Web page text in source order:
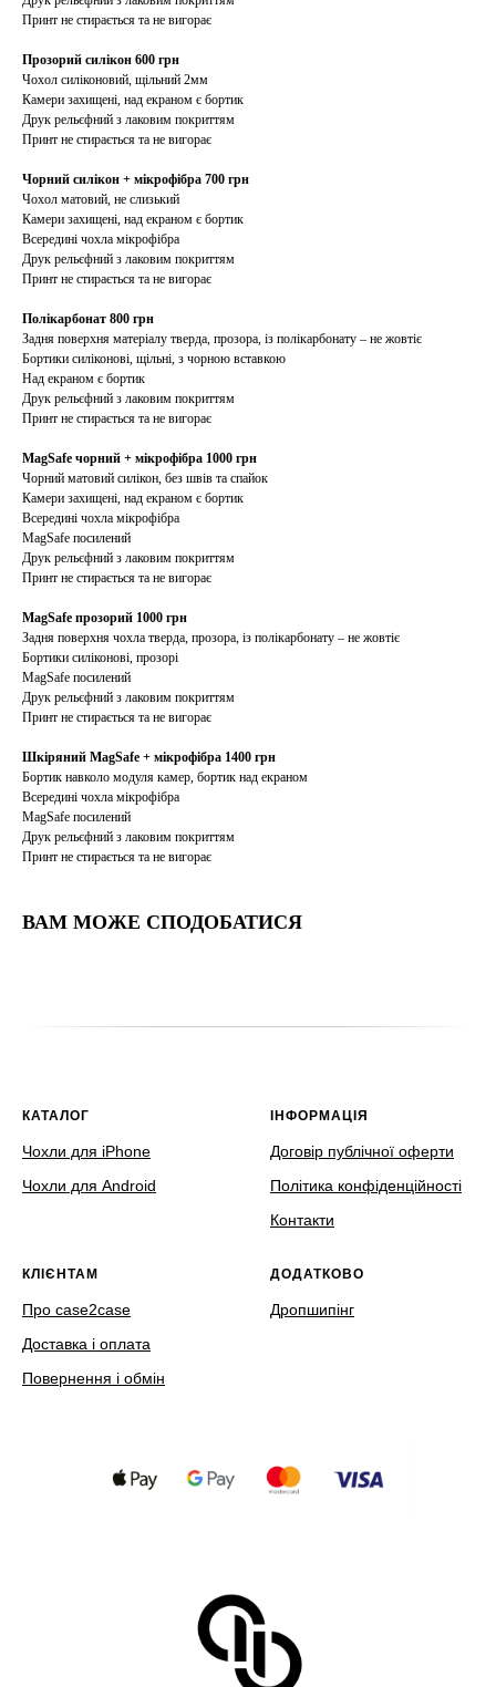
Принт не стирається та не вигорає
Прозорий силікон 600 грн
Чохол силіконовий, щільний 2мм
Камери захищені, над екраном є бортик
Друк рельєфний з лаковим покриттям
Принт не стирається та не вигорає
Чорний силікон + мікрофібра 700 грн
Чохол матовий, не слизький
Камери захищені, над екраном є бортик
Всередині чохла мікрофібра
Друк рельєфний з лаковим покриттям
Принт не стирається та не вигорає
Полікарбонат 800 грн
Задня поверхня матеріалу тверда, прозора, із полікарбонату – не жовтіє
Бортики силіконові, щільні, з чорною вставкою
Над екраном є бортик
Друк рельєфний з лаковим покриттям
Принт не стирається та не вигорає
MagSafe чорний + мікрофібра 1000 грн
Чорний матовий силікон, без швів та спайок
Камери захищені, над екраном є бортик
Всередині чохла мікрофібра
MagSafe посилений
Друк рельєфний з лаковим покриттям
Принт не стирається та не вигорає
MagSafe прозорий 1000 грн
Задня поверхня чохла тверда, прозора, із полікарбонату – не жовтіє
Бортики силіконові, прозорі
MagSafe посилений
Друк рельєфний з лаковим покриттям
Принт не стирається та не вигорає
Шкіряний MagSafe + мікрофібра 1400 грн
Бортик навколо модуля камер, бортик над екраном
Всередині чохла мікрофібра
MagSafe посилений
Друк рельєфний з лаковим покриттям
Принт не стирається та не вигорає
ВАМ МОЖЕ СПОДОБАТИСЯ
КАТАЛОГ
Чохли для iPhone
Чохли для Android
ІНФОРМАЦІЯ
Договір публічної оферти
Політика конфіденційності
Контакти
КЛІЄНТАМ
Про case2case
Доставка і оплата
Повернення і обмін
ДОДАТКОВО
Дропшипінг